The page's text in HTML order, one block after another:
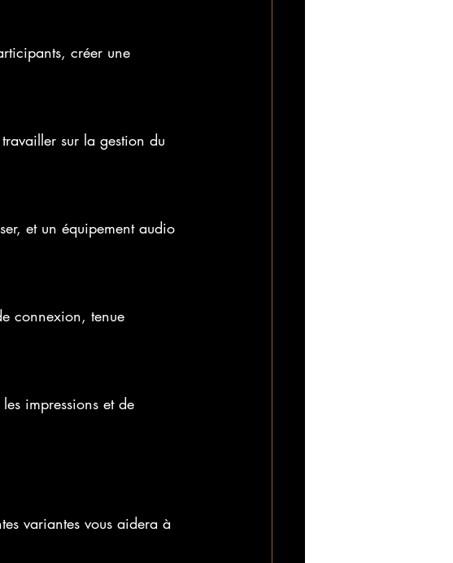
créer une
sur la gestion du
et un équipement audio
connexion, tenue
impressions et de
variantes vous aidera à